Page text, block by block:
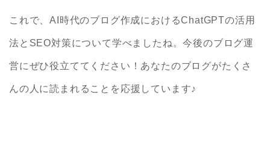
これで、AI時代のブログ作成におけるChatGPTの活用
法とSEO対策について学べましたね。今後のブログ運
営にぜひ役立ててください！あなたのブログがたくさ
んの人に読まれることを応援しています♪